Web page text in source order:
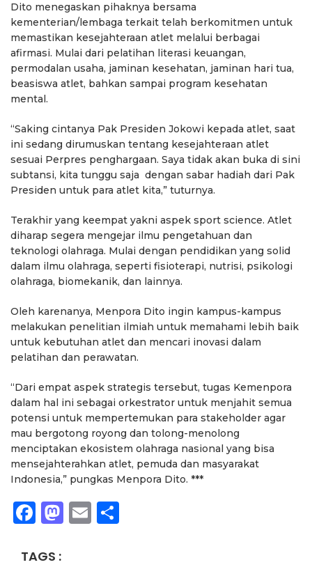
Dito menegaskan pihaknya bersama
kementerian/lembaga terkait telah berkomitmen untuk
memastikan kesejahteraan atlet melalui berbagai
afirmasi. Mulai dari pelatihan literasi keuangan,
permodalan usaha, jaminan kesehatan, jaminan hari tua,
beasiswa atlet, bahkan sampai program kesehatan
mental.
“Saking cintanya Pak Presiden Jokowi kepada atlet, saat
ini sedang dirumuskan tentang kesejahteraan atlet
sesuai Perpres penghargaan. Saya tidak akan buka di sini
subtansi, kita tunggu saja dengan sabar hadiah dari Pak
Presiden untuk para atlet kita,” tuturnya.
Terakhir yang keempat yakni aspek sport science. Atlet
diharap segera mengejar ilmu pengetahuan dan
teknologi olahraga. Mulai dengan pendidikan yang solid
dalam ilmu olahraga, seperti fisioterapi, nutrisi, psikologi
olahraga, biomekanik, dan lainnya.
Oleh karenanya, Menpora Dito ingin kampus-kampus
melakukan penelitian ilmiah untuk memahami lebih baik
untuk kebutuhan atlet dan mencari inovasi dalam
pelatihan dan perawatan.
“Dari empat aspek strategis tersebut, tugas Kemenpora
dalam hal ini sebagai orkestrator untuk menjahit semua
potensi untuk mempertemukan para stakeholder agar
mau bergotong royong dan tolong-menolong
menciptakan ekosistem olahraga nasional yang bisa
mensejahterahkan atlet, pemuda dan masyarakat
Indonesia,” pungkas Menpora Dito. ***
Facebook
Mastodon
Email
TAGS :